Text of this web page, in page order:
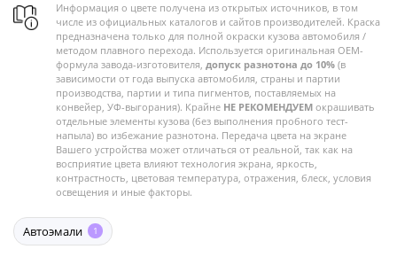
Информация о цвете получена из открытых источников, в том
числе из официальных каталогов и сайтов производителей. Краска
предназначена только для полной окраски кузова автомобиля /
методом плавного перехода. Используется оригинальная OEM-
формула завода-изготовителя, допуск разнотона до 10% (в
зависимости от года выпуска автомобиля, страны и партии
производства, партии и типа пигментов, поставляемых на
конвейер, УФ-выгорания). Крайне НЕ РЕКОМЕНДУЕМ окрашивать
отдельные элементы кузова (без выполнения пробного тест-
напыла) во избежание разнотона. Передача цвета на экране
Вашего устройства может отличаться от реальной, так как на
восприятие цвета влияют технология экрана, яркость,
контрастность, цветовая температура, отражения, блеск, условия
освещения и иные факторы.
Автоэмали 1